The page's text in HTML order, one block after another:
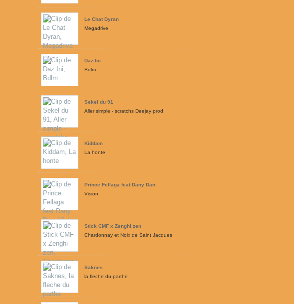
Le Chat Dyran
Megadrive
Daz Ini
Bdlm
Sekel du 91
Aller simple - scratchs Deejay prod
Kiddam
La honte
Prince Fellaga feat Dany Dan
Vision
Stick CMF x Zenghi zen
Chardonnay et Noix de Saint Jacques
Saknes
la fleche du parthe